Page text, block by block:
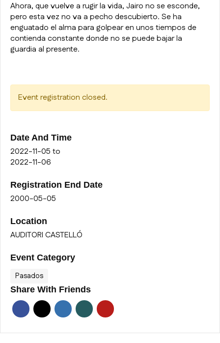
Ahora, que vuelve a rugir la vida, Jairo no se esconde,
pero esta vez no va a pecho descubierto. Se ha
enguatado el alma para golpear en unos tiempos de
contienda constante donde no se puede bajar la
guardia al presente.
Event registration closed.
Date And Time
2022-11-05 to
2022-11-06
Registration End Date
2000-05-05
Location
AUDITORI CASTELLÓ
Event Category
Pasados
Share With Friends